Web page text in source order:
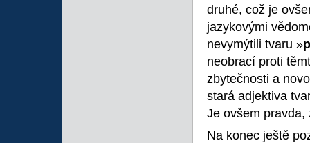
druhé, což je
jazykovými
nevymýtili tvaru »
neobrací proti
zbytečnosti a
stará adjektiva
Je ovšem
Na konec ještě